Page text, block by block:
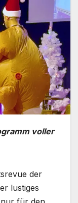
voller
der
lustiges